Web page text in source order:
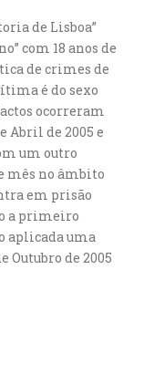
de Lisboa”
com 18 anos de
de crimes de
é do sexo
ocorreram
Abril de 2005 e
um outro
mês no âmbito
em prisão
a primeiro
aplicada uma
Outubro de 2005